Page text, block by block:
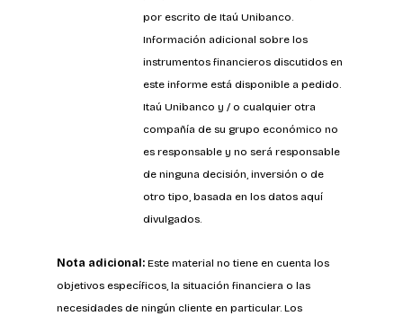
por escrito de Itaú Unibanco.
Información adicional sobre los
instrumentos financieros discutidos en
este informe está disponible a pedido.
Itaú Unibanco y / o cualquier otra
compañía de su grupo económico no
es responsable y no será responsable
de ninguna decisión, inversión o de
otro tipo, basada en los datos aquí
divulgados.
Nota adicional: Este material no tiene en cuenta los
objetivos específicos, la situación financiera o las
necesidades de ningún cliente en particular. Los